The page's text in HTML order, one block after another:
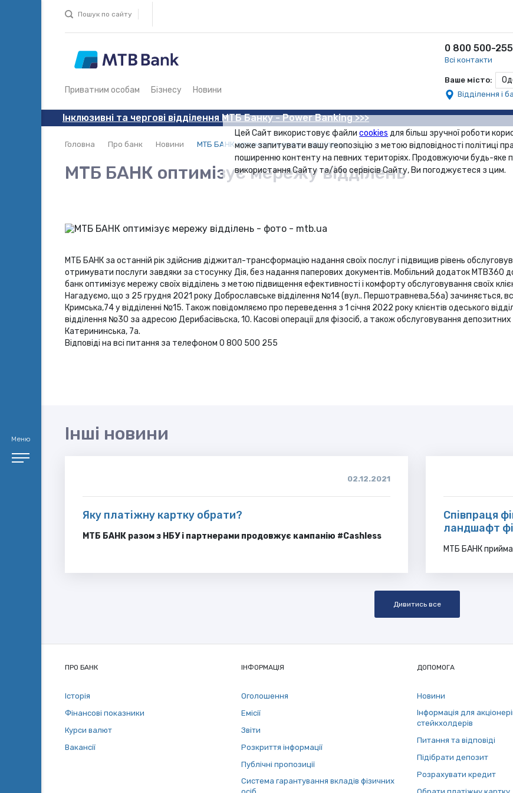
Меню
Пошук по сайту
Приватним особам Бізнесу Новини
0 800 500-255
Всі контакти
Ваше місто:
Відділення і
Інклюзивні та чергові відділення МТБ Банку - Power Banking >>>
Головна Про банк Новини МТБ БАНК оптимізує мережу відділень
МТБ БАНК оптимізує мережу відділень
МТБ БАНК за останній рік здійснив діджитал-трансформацію надання своїх послуг і підвищив рівень
отримувати послуги завдяки за стосунку Дія, без надання паперових документів. Мобільний додаток МТВ360
банк оптимізує мережу своїх відділень з метою підвищення ефективності і комфорту обслуговування своїх
Нагадуємо, що з 25 грудня 2021 року Доброславське відділення №14 (вул.. Першотравнева,56а) зачиняється,
Кримська,74 у відділенні №15. Також повідомляємо про переведення з 1 січня 2022 року клієнтів одеського
відділення №30 за адресою Дерибасівьска, 10. Касові операції для фізосіб, а також обслуговування
Катерининська, 7а.
Відповіді на всі питання за телефоном 0 800 500 255
Інші новини
02.12.2021
Яку платіжну картку обрати?
МТБ БАНК разом з НБУ і партнерами продовжує кампанію #Cashless
Співпраця
ландшафт
МТБ БАНК
Дивитись все
Цей Сайт використовує файлиcookies для більш зручної роботи
може запитувати вашу геопозіцію з метою відповідності політиці
поширенню контенту на певних територіях. Продовжуючи будь-яке
використання Сайту та/або сервісів Сайту, Ви погоджуєтеся з цим.
ПРО БАНК
Історія
Фінансові показники
Курси валют
Вакансії
ІНФОРМАЦІЯ
Оголошення
Емісії
Звіти
Розкриття інформації
Публічні пропозиції
Система гарантування вкладів фізичних
ДОПОМОГА
Новини
Інформація для
стейкхолдерів
Питання та відповіді
Підібрати депозит
Розрахувати кредит